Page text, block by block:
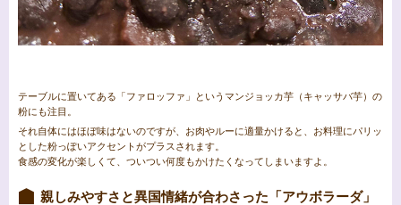
テーブルに置いてある「ファロッファ」というマンジョッカ芋（キャッサバ芋）の
粉にも注目。
それ自体にはほぼ味はないのですが、お肉やルーに適量かけると、お料理にパリッ
とした粉っぽいアクセントがプラスされます。
食感の変化が楽しくて、ついつい何度もかけたくなってしまいますよ。
親しみやすさと異国情緒が合わさった「アウボラーダ」